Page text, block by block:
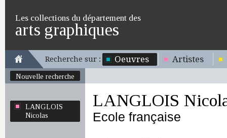
Les collections du département des
arts graphiques
Recherche sur : Oeuvres Artistes
Nouvelle recherche
LANGLOIS
Nicolas
LANGLOIS
Ecole française